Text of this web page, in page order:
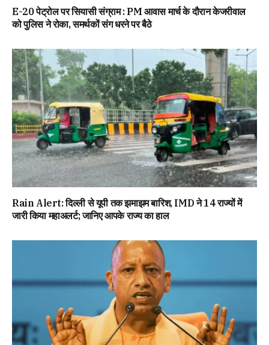
E-20 पेट्रोल पर सियासी संग्राम : PM आवास मार्च के दौरान केजरीवाल
को पुलिस ने रोका, समर्थकों संग धरने पर बैठे
Rain Alert: दिल्ली से यूपी तक झमाझम बारिश, IMD ने 14 राज्यों में
जारी किया महाअलर्ट; जानिए आपके राज्य का हाल